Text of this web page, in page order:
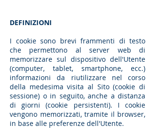
DEFINIZIONI
I cookie sono brevi frammenti di testo
che permettono al server web di
memorizzare sul dispositivo dell'Utente
(computer, tablet, smartphone, ecc.)
informazioni da riutilizzare nel corso
della medesima visita al Sito (cookie di
sessione) o in seguito, anche a distanza
di giorni (cookie persistenti). I cookie
vengono memorizzati, tramite il browser,
in base alle preferenze dell'Utente.